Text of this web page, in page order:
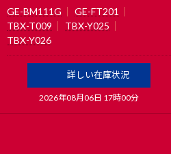
GE-BM111G
GE-FT201
TBX-T009
TBX-Y025
TBX-Y026
詳しい在庫状況
2026年08月06日 17時00分